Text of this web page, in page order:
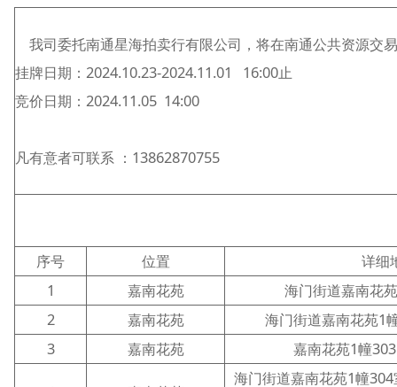
我司委托南通星海拍卖行有限公司，将在南通公共资源
挂牌日期：2024.10.23-2024.11.01
16:00止
竞价日期：2024.11.05 14:00
凡有意者可联系 ：13862870755
序号
位置
详细
1
嘉南花苑
海门街道嘉南花
2
嘉南花苑
海门街道嘉南花苑1
3
嘉南花苑 嘉南花苑1幢
海门街道嘉南花苑1幢